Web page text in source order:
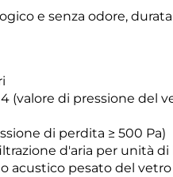
e senza odore,
(valore di pressione del
di perdita ≥ 500 Pa)
d'aria per unità
acustico pesato del